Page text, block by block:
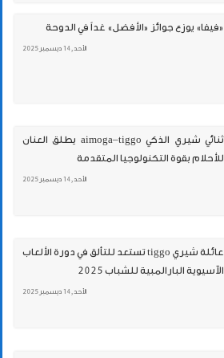
«فيفا» يوزع جوائز «الأفضل» غداً في الدوحة
الأحد , 14 ديسمبر 2025
ثنائي شيري الذكي aimoga–tiggo يطلق العنان
للأحلام بقوة التكنولوجيا المتقدمة
الأحد , 14 ديسمبر 2025
عائلة شيري tiggo تستعد للتألق في دورة الألعاب
الآسيوية البارالمبية للشباب 2025
الأحد , 14 ديسمبر 2025